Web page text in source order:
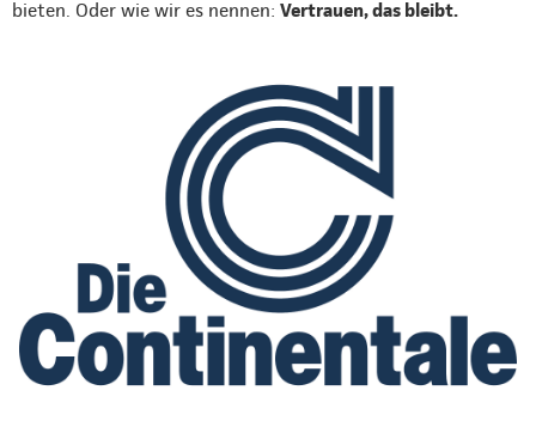
bieten. Oder wie wir es nennen: Vertrauen, das bleibt.